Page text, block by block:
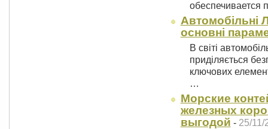
обеспечивается
Автомобільні
основні
В світі
приділяється
ключових
…
Морские
железных
выгодой - 25/11/